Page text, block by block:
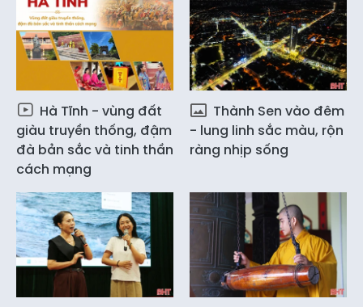
Hà Tĩnh - vùng đất
giàu truyền thống, đậm
đà bản sắc và tinh thần
cách mạng
Thành Sen vào đêm
- lung linh sắc màu, rộn
ràng nhịp sống